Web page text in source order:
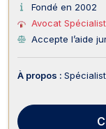
Fondé en 2002
Avocat
Accepte l’aide
À propos :